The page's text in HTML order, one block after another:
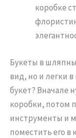
коробке
Букеты в
вид, но и легки
букет? Вначале
коробки, потом
инструменты и
поместить его